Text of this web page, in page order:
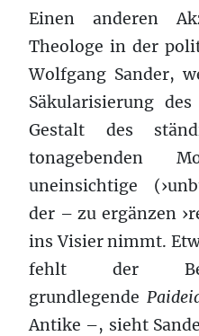
Einen anderen
Theologe in der
Wolfgang Sander,
Säkularisierung
Gestalt des
tonagebenden
uneinsichtige
der – zu ergänzen
ins Visier nimmt.
fehlt der
grundlegende
Antike –, sieht